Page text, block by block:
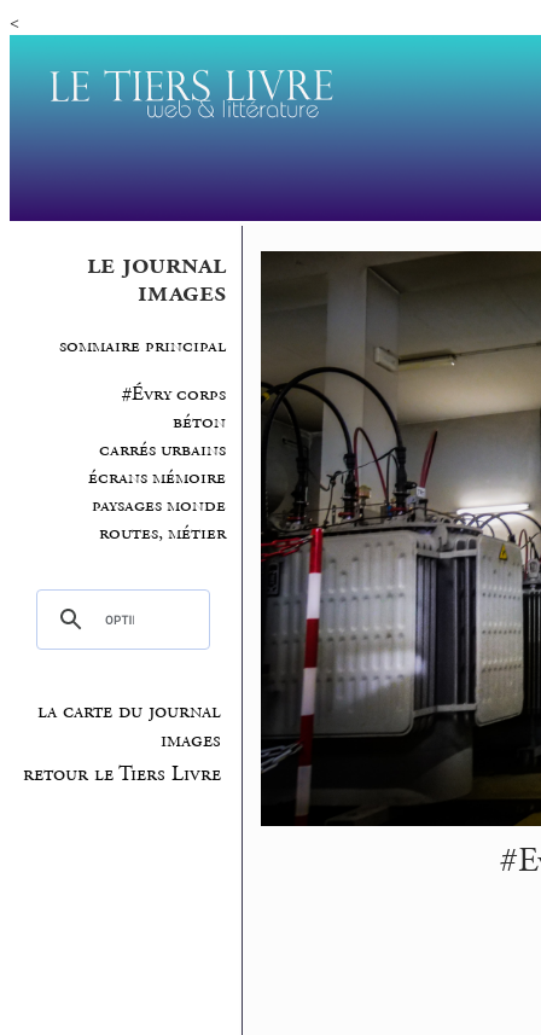
<
le journal
images
sommaire principal
#Évry corps
béton
carrés urbains
écrans mémoire
paysages monde
routes, métier
la carte du journal
images
retour le Tiers Livre